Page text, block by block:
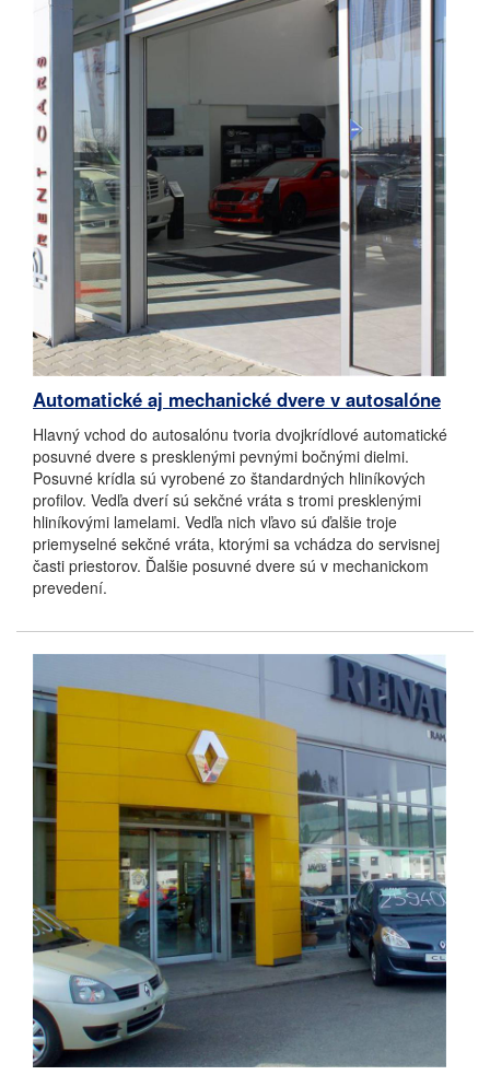
Automatické aj mechanické dvere v autosalóne
Hlavný vchod do autosalónu tvoria dvojkrídlové automatické
posuvné dvere s presklenými pevnými bočnými dielmi.
Posuvné krídla sú vyrobené zo štandardných hliníkových
profilov. Vedľa dverí sú sekčné vráta s tromi presklenými
hliníkovými lamelami. Vedľa nich vľavo sú ďalšie troje
priemyselné sekčné vráta, ktorými sa vchádza do servisnej
časti priestorov. Ďalšie posuvné dvere sú v mechanickom
prevedení.